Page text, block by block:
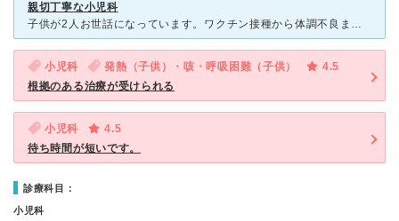
親切丁寧な小児科
子供が2人お世話になっています。ワクチン接種から体調不良まで全てお願いしています。待合室に小上がりのプレイスペースがありおもちゃもたくさんあります。 看護師さん達がかなり優しく丁寧で、感じがすごくい
小児科 発熱（子供）・咳・呼吸困難（子供）
4.5
根拠のある治療が受けられる
小児科
4.5
待ち時間が短いです。
診療科目：
小児科